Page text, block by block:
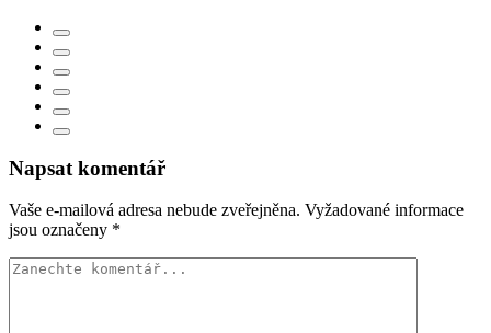
Napsat komentář
Vaše e-mailová adresa nebude zveřejněna. Vyžadované informace
jsou označeny *